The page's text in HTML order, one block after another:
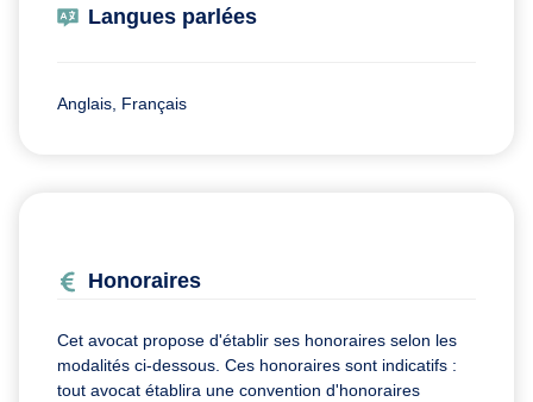
Langues parlées
Anglais, Français
Honoraires
Cet avocat propose d'établir ses honoraires selon les
modalités ci-dessous. Ces honoraires sont indicatifs :
tout avocat établira une convention d'honoraires